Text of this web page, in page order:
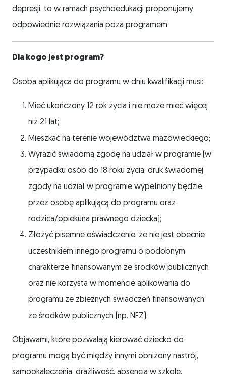
depresji, to w ramach psychoedukacji proponujemy
odpowiednie rozwiązania poza programem.
Dla kogo jest program?
Osoba aplikująca do programu w dniu kwalifikacji musi:
Mieć ukończony 12 rok życia i nie może mieć więcej
niż 21 lat;
Mieszkać na terenie województwa mazowieckiego;
Wyrazić świadomą zgodę na udział w programie (w
przypadku osób do 18 roku życia, druk świadomej
zgody na udział w programie wypełniony będzie
przez osobę aplikującą do programu oraz
rodzica/opiekuna prawnego dziecka);
Złożyć pisemne oświadczenie, że nie jest obecnie
uczestnikiem innego programu o podobnym
charakterze finansowanym ze środków publicznych
oraz nie korzysta w momencie aplikowania do
programu ze zbieżnych świadczeń finansowanych
ze środków publicznych (np. NFZ).
Objawami, które pozwalają kierować dziecko do
programu mogą być między innymi obniżony nastrój,
samookaleczenia, drażliwość, absencja w szkole,